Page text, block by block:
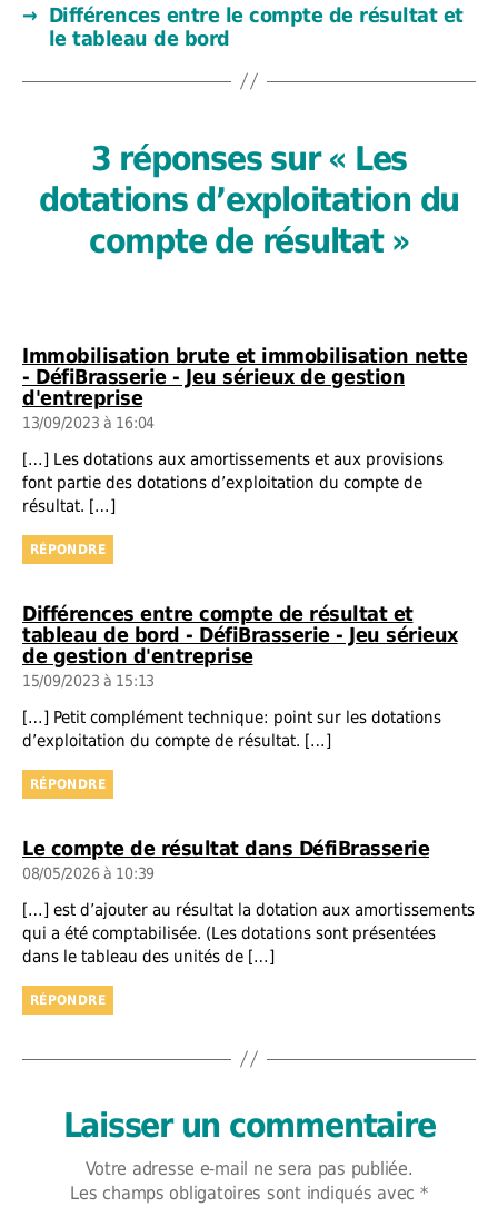
→ Différences entre le compte de résultat et
le tableau de bord
3 réponses sur « Les
dotations d’exploitation du
compte de résultat »
Immobilisation brute et immobilisation nette
- DéfiBrasserie - Jeu sérieux de gestion
d'entreprisedit :
13/09/2023 à 16:04
[…] Les dotations aux amortissements et aux provisions
font partie des dotations d’exploitation du compte de
résultat. […]
RÉPONDRE
Différences entre compte de résultat et
tableau de bord - DéfiBrasserie - Jeu sérieux
de gestion d'entreprisedit :
15/09/2023 à 15:13
[…] Petit complément technique: point sur les dotations
d’exploitation du compte de résultat. […]
RÉPONDRE
Le compte de résultat dans DéfiBrasseriedit :
08/05/2026 à 10:39
[…] est d’ajouter au résultat la dotation aux amortissements
qui a été comptabilisée. (Les dotations sont présentées
dans le tableau des unités de […]
RÉPONDRE
Laisser un commentaire
Votre adresse e-mail ne sera pas publiée.
Les champs obligatoires sont indiqués avec *